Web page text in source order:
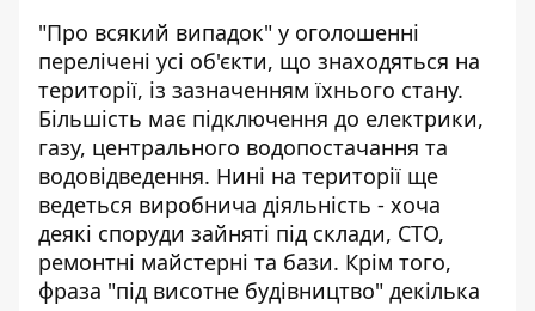
"Про всякий випадок" у оголошенні
перелічені усі об'єкти, що знаходяться на
території, із зазначенням їхнього стану.
Більшість має підключення до електрики,
газу, центрального водопостачання та
водовідведення. Нині на території ще
ведеться виробнича діяльність - хоча
деякі споруди зайняті під склади, СТО,
ремонтні майстерні та бази. Крім того,
фраза "під висотне будівництво" декілька